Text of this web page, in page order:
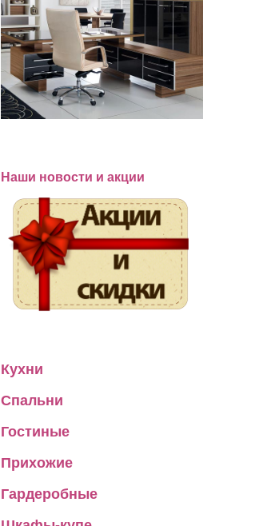
Наши новости и акции
Кухни
Спальни
Гостиные
Прихожие
Гардеробные